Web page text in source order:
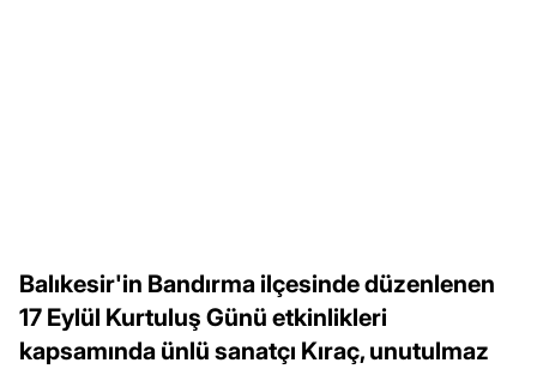
Balıkesir'in Bandırma ilçesinde düzenlenen
17 Eylül Kurtuluş Günü etkinlikleri
kapsamında ünlü sanatçı Kıraç, unutulmaz